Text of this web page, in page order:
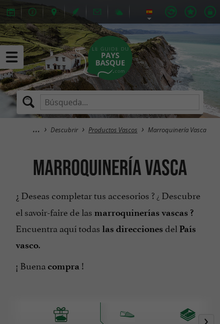
Descubrir Productos Vascos Marroquinería Vasca
Marroquinería Vasca
¿ Deseas completar tus accesorios ? ¿ Descubre
el savoir-faire de las marroquinerías vascas ?
Encuentra aquí todas las direcciones del País
vasco.
¡ Buena compra !